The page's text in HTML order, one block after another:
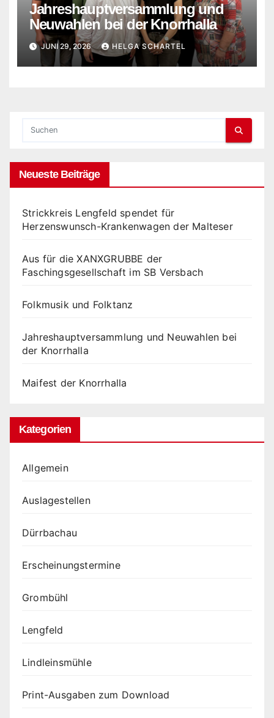
Jahreshauptversammlung und
Neuwahlen bei der Knorrhalla
JUNI 29, 2026 HELGA SCHARTEL
Neueste Beiträge
Strickkreis Lengfeld spendet für
Herzenswunsch-Krankenwagen der Malteser
Aus für die XANXGRUBBE der
Faschingsgesellschaft im SB Versbach
Folkmusik und Folktanz
Jahreshauptversammlung und Neuwahlen bei
der Knorrhalla
Maifest der Knorrhalla
Kategorien
Allgemein
Auslagestellen
Dürrbachau
Erscheinungstermine
Grombühl
Lengfeld
Lindleinsmühle
Print-Ausgaben zum Download